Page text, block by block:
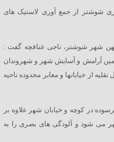
شوشتر از جمع آوری لاستیک های
شهر شوشتر، ناجی عنافچه گفت :
آرامش و آسایش شهر و شهروندان
از خیابانها و معابر محدوده ناحیه
در کوچه و خیابان شهر علاوه بر
می شود و آلودگی های بصری را به